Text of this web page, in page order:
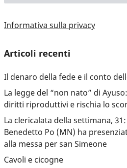
Informativa sulla privacy
Articoli recenti
Il denaro della fede e il conto
La legge del “non nato” di
diritti riproduttivi e rischia lo
La clericalata della settimana,
Benedetto Po (MN) ha
alla messa per san Simeone
Cavoli e cicogne